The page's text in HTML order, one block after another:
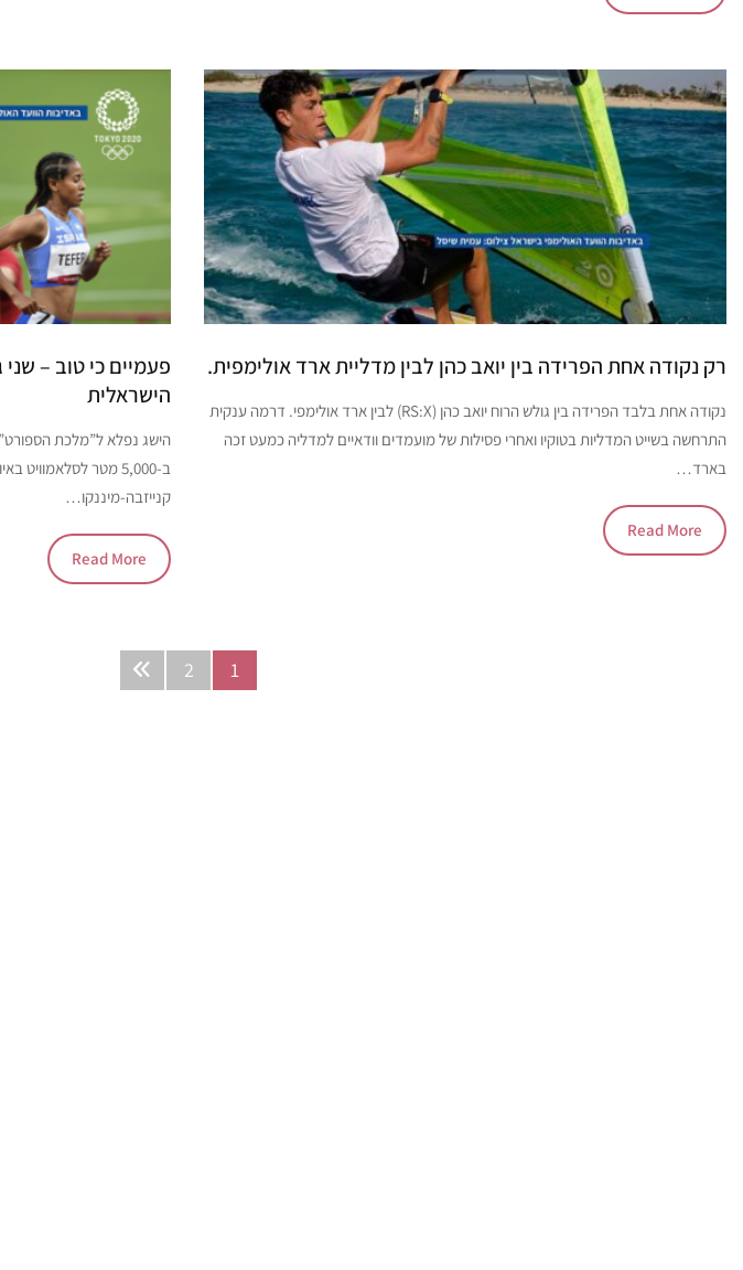
רק נקודה אחת הפרידה בין יואב כהן לבין מדליית ארד אולימפית.
נקודה אחת בלבד הפרידה בין גולש הרוח יואב כהן (RS:X) לבין ארד אולימפי. דרמה ענקית
התרחשה בשייט המדליות בטוקיו ואחרי פסילות של מועמדים וודאיים למדליה כמעט זכה
בארד…
Read More
פעמיים כי טוב –
הישראלית
הישג נפלא ל”מלכת
ב-5,000 מטר
קנייזבה-מיננקו…
Read More
1
2